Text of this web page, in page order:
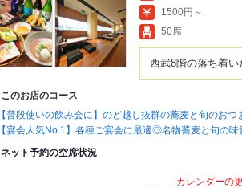
1500円～
50席
西武8階の落ち着
このお店のコース
【普段使いの飲み会に】のど越し抜群の蕎麦と旬のお
【宴会人気No.1】各種ご宴会に最適◎名物蕎麦と旬の
ネット予約の空席状況
カレンダーの